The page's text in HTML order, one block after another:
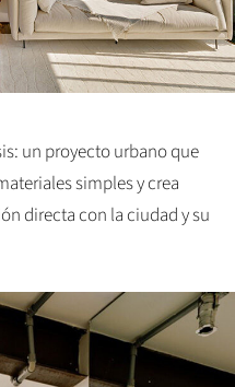
un proyecto urbano que
simples y crea
directa con la ciudad y su